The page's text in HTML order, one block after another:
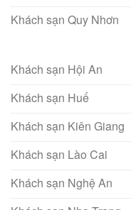
Khách sạn Quy Nhơn
Khách sạn Hội An
Khách sạn Huế
Khách sạn Kiên Giang
Khách sạn Lào Cai
Khách sạn Nghệ An